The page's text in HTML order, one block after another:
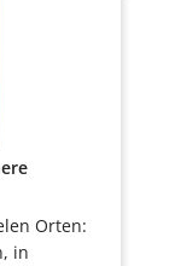
Orten:
in